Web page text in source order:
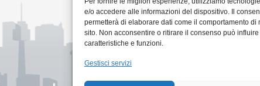
e/o accedere alle informazioni del dispositivo. Il
permetterà di elaborare dati come il comportamento
sito. Non acconsentire o ritirare il consenso può
caratteristiche e funzioni.
Gestisci servizi